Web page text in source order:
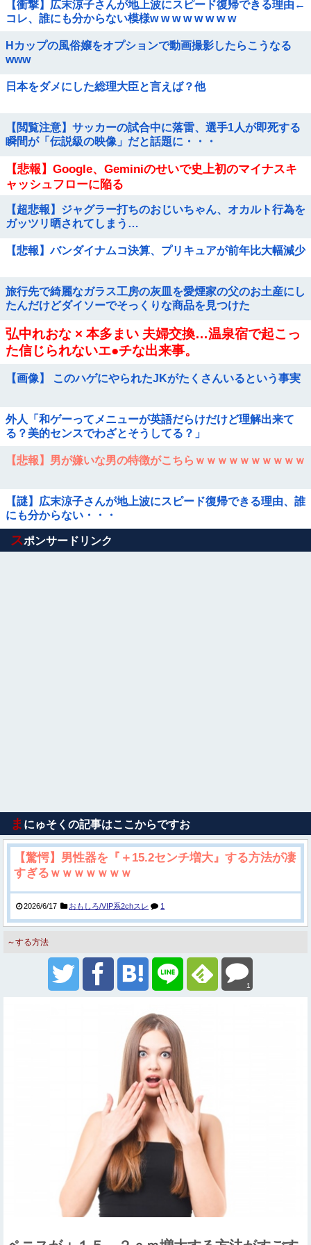
【衝撃】広末涼子さんが地上波にスピード復帰できる理由←
コレ、誰にも分からない模様w w w w w w w w
Hカップの風俗嬢をオプションで動画撮影したらこうなる
www
日本をダメにした総理大臣と言えば？他
【閲覧注意】サッカーの試合中に落雷、選手1人が即死する
瞬間が「伝説級の映像」だと話題に・・・
【悲報】Google、Geminiのせいで史上初のマイナスキ
ャッシュフローに陥る
【超悲報】ジャグラー打ちのおじいちゃん、オカルト行為を
ガッツリ晒されてしまう…
【悲報】バンダイナムコ決算、プリキュアが前年比大幅減少
旅行先で綺麗なガラス工房の灰皿を愛煙家の父のお土産にし
たんだけどダイソーでそっくりな商品を見つけた
弘中れおな × 本多まい 夫婦交換…温泉宿で起こっ
た信じられないエ●チな出来事。
【画像】 このハゲにやられたJKがたくさんいるという事実
外人「和ゲーってメニューが英語だらけだけど理解出来て
る？美的センスでわざとそうしてる？」
【悲報】男が嫌いな男の特徴がこちらｗｗｗｗｗｗｗｗｗｗ
【謎】広末涼子さんが地上波にスピード復帰できる理由、誰
にも分からない・・・
Powered by livedoor 相互RSS
スポンサードリンク
ま にゅそくの記事はここからですお
【驚愕】男性器を『＋15.2センチ増大』する方法が凄
すぎるｗｗｗｗｗｗｗ
2026/6/17 おもしろ/VIP系2chスレ 1
～する方法
1